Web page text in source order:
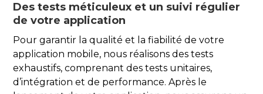
Des tests méticuleux et un suivi régulier
de votre application
Pour garantir la qualité et la fiabilité de votre
application mobile, nous réalisons des tests
exhaustifs, comprenant des tests unitaires,
d’intégration et de performance. Après le